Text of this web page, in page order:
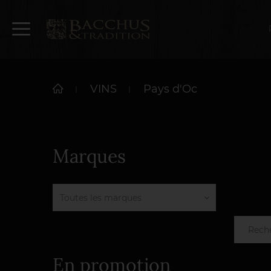
VINS Pays d'Oc
Marques
En promotion